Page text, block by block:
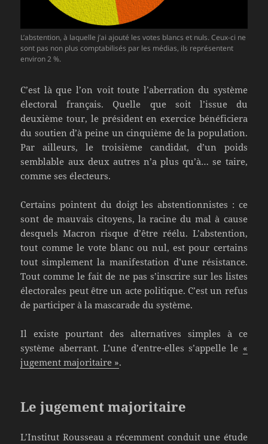
L’abstention, à laquelle j’ai ajouté les votes blancs et nuls. Ceux-ci ne
sont pas non plus comptabilisés par les médias, ils représentent
environ 2 %.
C’est là que l’on voit toute l’aberration du système
électoral français. Quelle que soit l’issue du
deuxième tour, le président en exercice bénéficiera
du soutien d’à peine un cinquième de la population.
Par ailleurs, le troisième candidat, d’un poids
semblable aux deux autres n’a plus qu’à… se taire,
comme ses électeurs.
Certains pointent du doigt les abstentionnistes : ce
sont de mauvais citoyens, la racine du mal à cause
desquels Macron risque d’être réélu. L’abstention,
tout comme le vote blanc ou nul, est pour certains
tout simplement la manifestation d’une résistance.
Tout comme le fait de ne pas s’inscrire sur les listes
électorales peut être un acte politique. C’est un refus
de participer à la mascarade du système.
Il existe pourtant des alternatives simples à ce
système aberrant. L’une d’entre-elles s’appelle le «
jugement majoritaire ».
Le jugement majoritaire
L’Institut Rousseau a récemment conduit une étude